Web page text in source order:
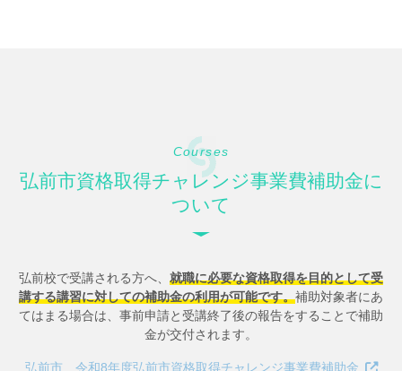
Courses
弘前市資格取得チャレンジ事業費補助金に
ついて
弘前校で受講される方へ、 就職に必要な資格取得を目的として受
講する講習に対しての補助金の利用が可能です。補助対象者にあ
てはまる場合は、事前申請と受講終了後の報告をすることで補助
金が交付されます。
弘前市 令和8年度弘前市資格取得チャレンジ事業費補助金